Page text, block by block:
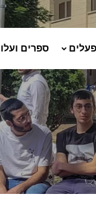
ספרים